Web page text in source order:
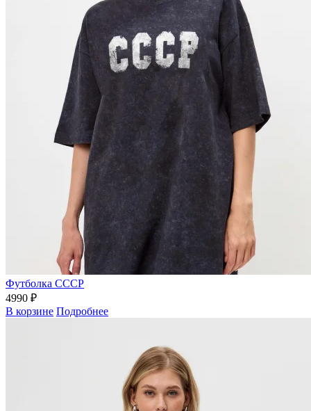
Футболка СССР
4990 ₽
В корзине Подробнее